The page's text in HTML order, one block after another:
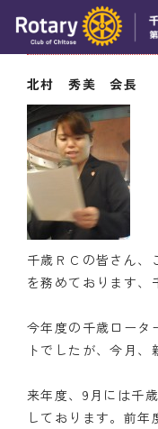
トピックス
例会報告
活動報告
理事会報告
スケジュール
年間プログラム
木曜会
組織図
クラブのあゆみ
7月17日（木）
北村 秀美 会長
千歳ＲＣの皆さん、
を務めております、
今年度の千歳ロータ
トでしたが、今月、
来年度、9月には千
しております。前年